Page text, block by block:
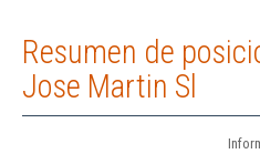
Resumen de
Jose Martin Sl